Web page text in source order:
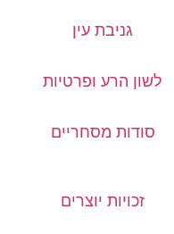
גניבת עין
לשון הרע ופרטיות
סודות מסחריים
זכויות יוצרים